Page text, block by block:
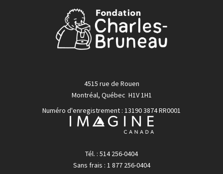
4515 rue de Rouen
Montréal, Québec H1V 1H1
Numéro d'enregistrement : 13190 3874 RR0001
Tél. : 514 256-0404
Sans frais : 1 877 256-0404